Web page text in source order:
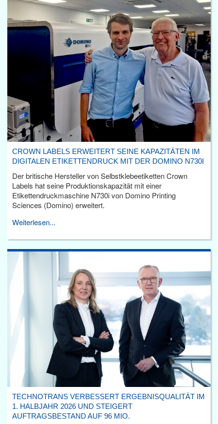
CROWN LABELS ERWEITERT SEINE KAPAZITÄTEN IM
DIGITALEN ETIKETTENDRUCK MIT DER DOMINO N730I
Der britische Hersteller von Selbstklebeetiketten Crown
Labels hat seine Produktionskapazität mit einer
Etikettendruckmaschine N730i von Domino Printing
Sciences (Domino) erweitert.
Weiterlesen...
TECHNOTRANS VERBESSERT ERGEBNISQUALITÄT IM
1. HALBJAHR 2026 UND STEIGERT
AUFTRAGSBESTAND AUF 96 MIO.